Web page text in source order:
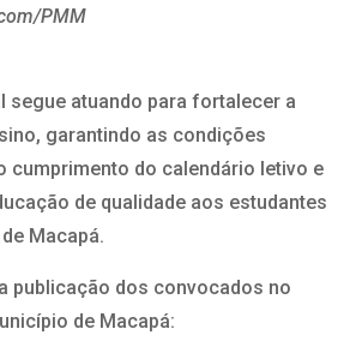
PMM
segue atuando para fortalecer a
garantindo as condições
cumprimento do calendário letivo e
de qualidade aos estudantes
Macapá.
publicação dos convocados no
de Macapá: